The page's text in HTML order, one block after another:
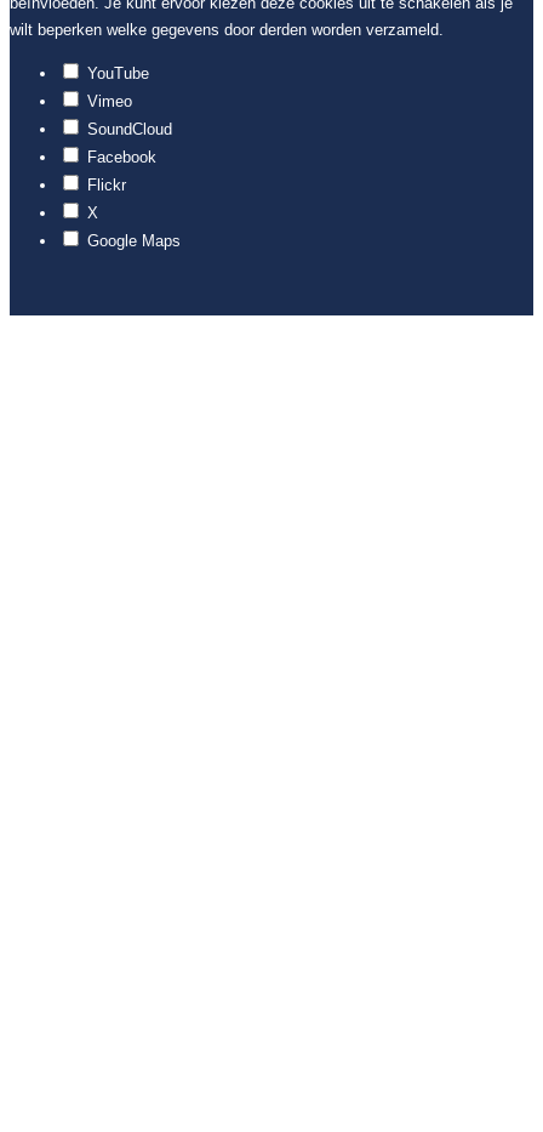
wilt beperken welke gegevens door derden worden verzameld.
YouTube
Vimeo
SoundCloud
Facebook
Flickr
X
Google Maps